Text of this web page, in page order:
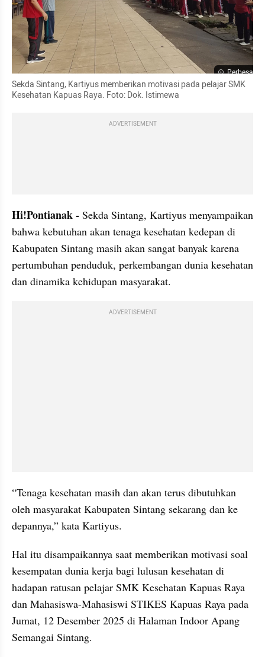
Perbesar
Sekda Sintang, Kartiyus memberikan motivasi pada pelajar SMK
Kesehatan Kapuas Raya. Foto: Dok. Istimewa
ADVERTISEMENT
Hi!Pontianak - Sekda Sintang, Kartiyus menyampaikan
bahwa kebutuhan akan tenaga kesehatan kedepan di
Kabupaten Sintang masih akan sangat banyak karena
pertumbuhan penduduk, perkembangan dunia kesehatan
dan dinamika kehidupan masyarakat.
ADVERTISEMENT
“Tenaga kesehatan masih dan akan terus dibutuhkan
oleh masyarakat Kabupaten Sintang sekarang dan ke
depannya,” kata Kartiyus.
Hal itu disampaikannya saat memberikan motivasi soal
kesempatan dunia kerja bagi lulusan kesehatan di
hadapan ratusan pelajar SMK Kesehatan Kapuas Raya
dan Mahasiswa-Mahasiswi STIKES Kapuas Raya pada
Jumat, 12 Desember 2025 di Halaman Indoor Apang
Semangai Sintang.